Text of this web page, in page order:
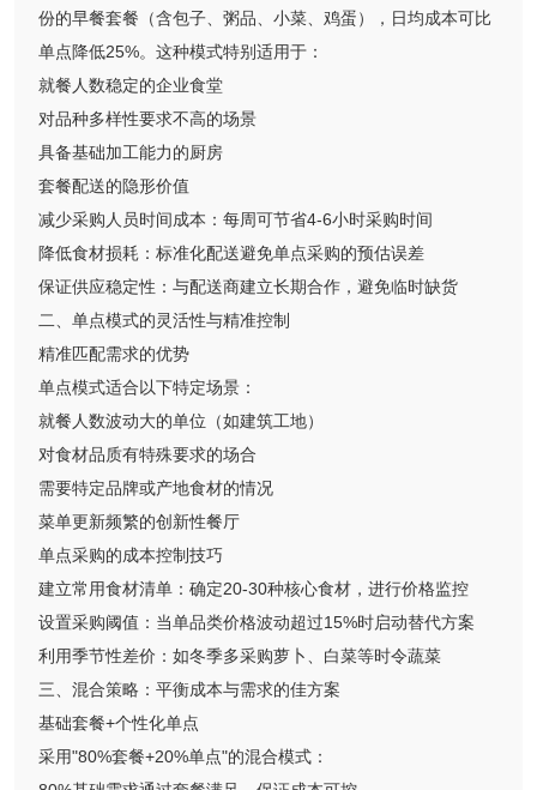
份的早餐套餐（含包子、粥品、小菜、鸡蛋），日均成本可比
单点降低25%。这种模式特别适用于：
就餐人数稳定的企业食堂
对品种多样性要求不高的场景
具备基础加工能力的厨房
套餐配送的隐形价值
减少采购人员时间成本：每周可节省4-6小时采购时间
降低食材损耗：标准化配送避免单点采购的预估误差
保证供应稳定性：与配送商建立长期合作，避免临时缺货
二、单点模式的灵活性与精准控制
精准匹配需求的优势
单点模式适合以下特定场景：
就餐人数波动大的单位（如建筑工地）
对食材品质有特殊要求的场合
需要特定品牌或产地食材的情况
菜单更新频繁的创新性餐厅
单点采购的成本控制技巧
建立常用食材清单：确定20-30种核心食材，进行价格监控
设置采购阈值：当单品类价格波动超过15%时启动替代方案
利用季节性差价：如冬季多采购萝卜、白菜等时令蔬菜
三、混合策略：平衡成本与需求的佳方案
基础套餐+个性化单点
采用"80%套餐+20%单点"的混合模式：